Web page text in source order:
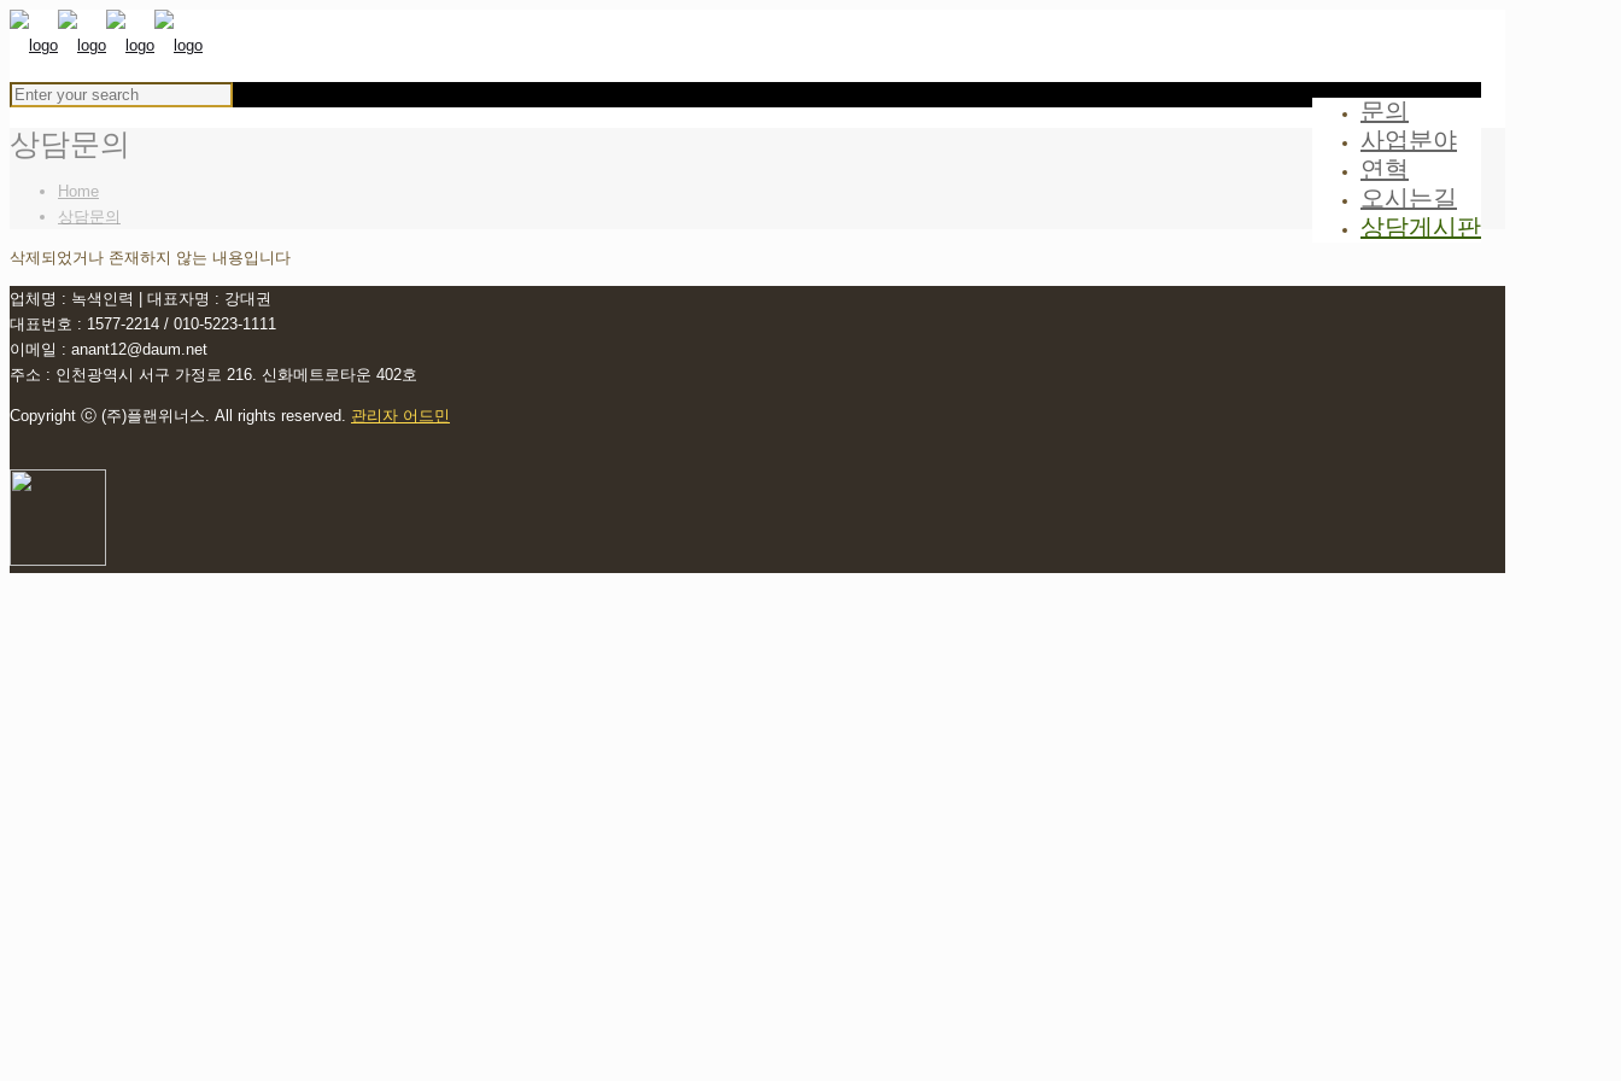
문의
사업분야
연혁
오시는길
상담게시판
상담문의
Home
상담문의
삭제되었거나 존재하지 않는 내용입니다
업체명 : 녹색인력 | 대표자명 : 강대권
대표번호 : 1577-2214 / 010-5223-1111
이메일 : anant12@daum.net
주소 : 인천광역시 서구 가정로 216. 신화메트로타운 402호
Copyright ⓒ (주)플랜위너스. All rights reserved. 관리자 어드민